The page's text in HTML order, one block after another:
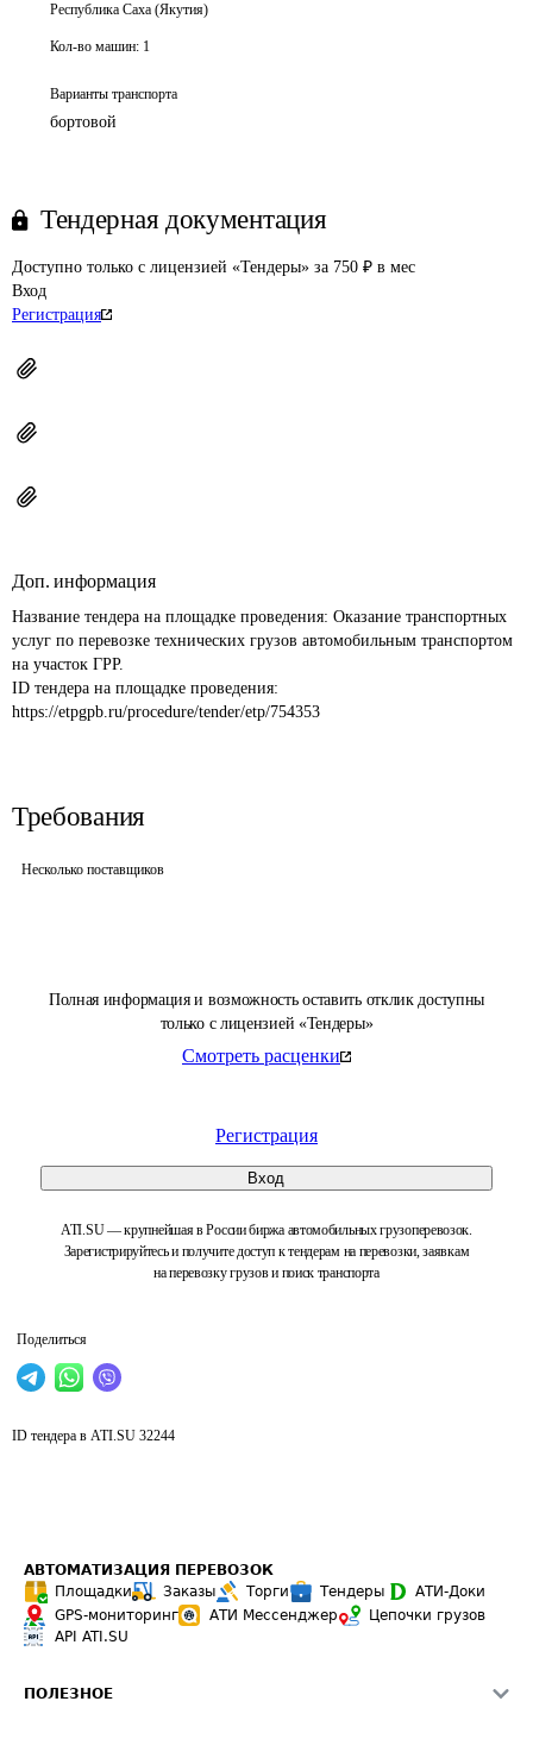
Полная информация и возможность оставить отклик доступны
только с лицензией «Тендеры»
Смотреть расценки
Регистрация
Вход
ATI.SU — крупнейшая в России биржа автомобильных грузоперевозок.
Зарегистрируйтесь и получите доступ к тендерам на перевозки, заявкам
на перевозку грузов и поиск транспорта
Поделиться
Республика Саха (Якутия)
Кол-во машин: 1
Варианты транспорта
бортовой
Тендерная документация
Доступно только с лицензией «Тендеры» за 750 ₽ в мес
Вход
Регистрация
Доп. информация
Название тендера на площадке проведения: Оказание транспортных
услуг по перевозке технических грузов автомобильным транспортом
на участок ГРР.
ID тендера на площадке проведения:
https://etpgpb.ru/procedure/tender/etp/754353
Требования
Несколько поставщиков
ID тендера в ATI.SU 32244
АВТОМАТИЗАЦИЯ ПЕРЕВОЗОК
Площадки
Заказы Торги Тендеры
АТИ-Доки
GPS-мониторинг
АТИ Мессенджер
Цепочки грузов
API ATI.SU
ПОЛЕЗНОЕ